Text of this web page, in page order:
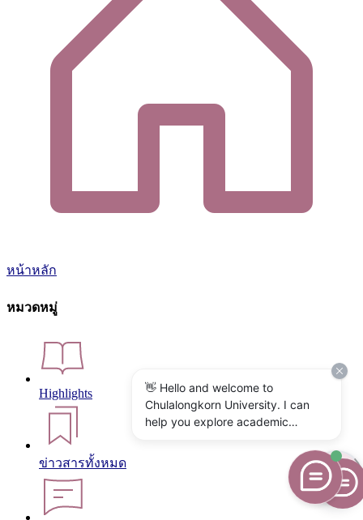
หน้าหลัก
หมวดหมู่
Highlights
ข่าวสารทั้งหมด
👋 Hello and welcome to
Chulalongkorn University. I can
help you explore academic